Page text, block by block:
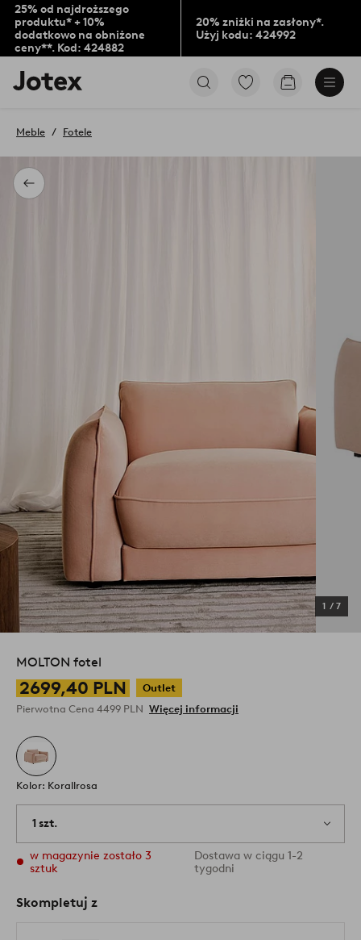
25% od najdroższego
produktu* + 10%
dodatkowo na obniżone
ceny**. Kod: 424882
20% zniżki na zasłony*.
Użyj kodu: 424992
Logo
Jotex
na
stronę
PrzejdźPrzejdź
Powrót
Meble Fotele
1 / 7
MOLTON fotel
2699,40 PLN
Outlet
Pierwotna Cena 4499 PLN Więcej informacji
Kolor: Korallrosa
1 szt.
w magazynie zostało 3
sztuk
Dostawa w ciągu 1-2
tygodni
Skompletuj z